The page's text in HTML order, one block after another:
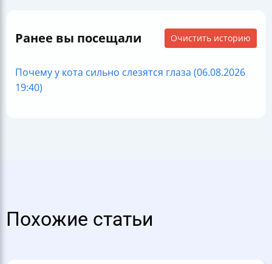
Ранее вы посещали Очистить историю
Почему у кота сильно слезятся глаза (06.08.2026
19:40)
Похожие статьи